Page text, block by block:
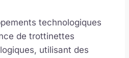
technologiques
de trottinettes
utilisant des